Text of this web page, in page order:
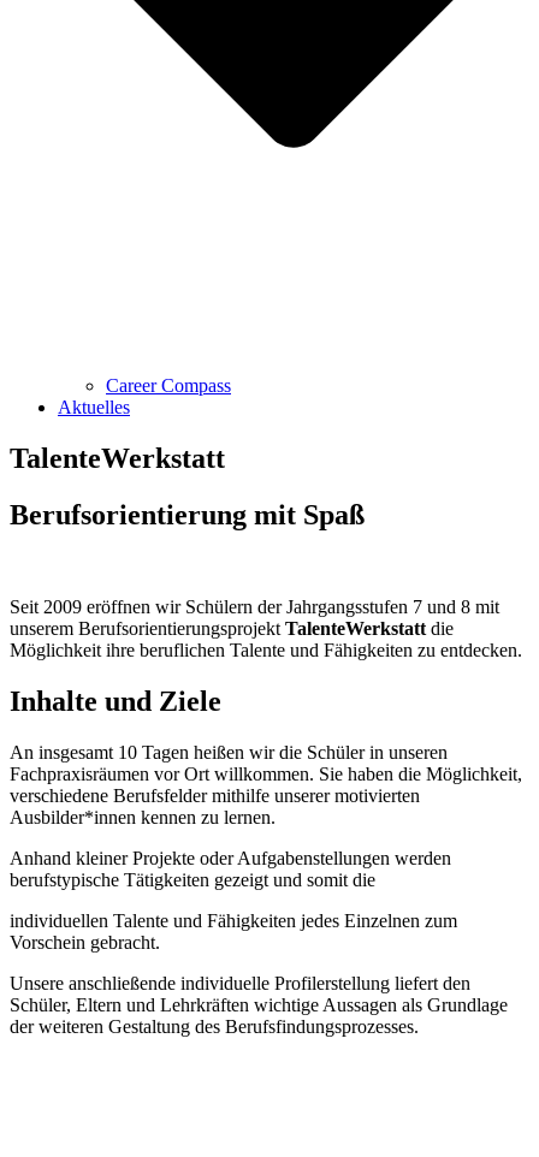
Career Compass
Aktuelles
TalenteWerkstatt
Berufsorientierung mit Spaß
Seit 2009 eröffnen wir Schülern der Jahrgangsstufen 7 und 8 mit
unserem Berufsorientierungsprojekt TalenteWerkstatt die
Möglichkeit ihre beruflichen Talente und Fähigkeiten zu entdecken.
Inhalte und Ziele
An insgesamt 10 Tagen heißen wir die Schüler in unseren
Fachpraxisräumen vor Ort willkommen. Sie haben die Möglichkeit,
verschiedene Berufsfelder mithilfe unserer motivierten
Ausbilder*innen kennen zu lernen.
Anhand kleiner Projekte oder Aufgabenstellungen werden
berufstypische Tätigkeiten gezeigt und somit die
individuellen Talente und Fähigkeiten jedes Einzelnen zum
Vorschein gebracht.
Unsere anschließende individuelle Profilerstellung liefert den
Schüler, Eltern und Lehrkräften wichtige Aussagen als Grundlage
der weiteren Gestaltung des Berufsfindungsprozesses.